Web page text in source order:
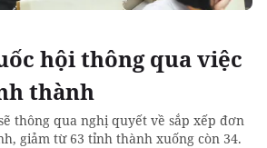
hội thông qua việc
thành
thông qua nghị quyết về sắp xếp đơn
giảm từ 63 tỉnh thành xuống còn 34.